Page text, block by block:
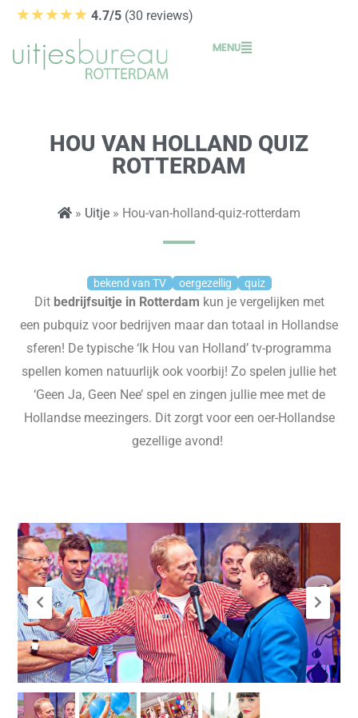
★★★★★ 4.7/5 (30 reviews)
MENU
HOU VAN HOLLAND QUIZ
ROTTERDAM
» Uitje » Hou-van-holland-quiz-rotterdam
bekend van TV oergezellig quiz
Dit bedrijfsuitje in Rotterdam kun je vergelijken met
een pubquiz voor bedrijven maar dan totaal in Hollandse
sferen! De typische ‘Ik Hou van Holland’ tv-programma
spellen komen natuurlijk ook voorbij! Zo spelen jullie het
‘Geen Ja, Geen Nee’ spel en zingen jullie mee met de
Hollandse meezingers. Dit zorgt voor een oer-Hollandse
gezellige avond!